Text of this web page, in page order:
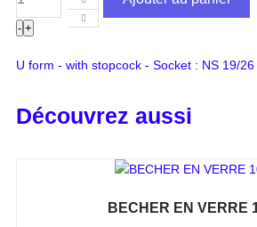
- +
U form - with stopcock - Socket : NS 19/
Découvrez aussi
BECHER EN VERRE